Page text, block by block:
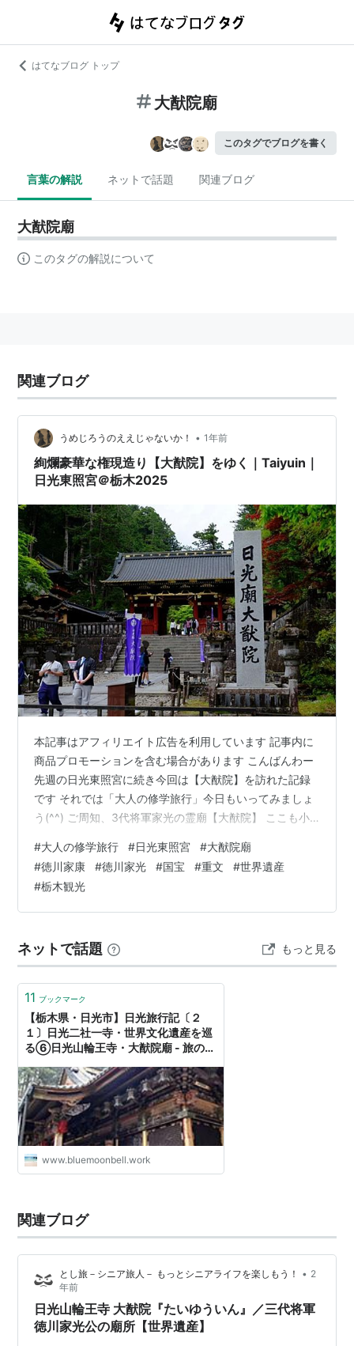
はてなブログ トップ
大猷院廟
このタグでブログを書く
言葉の解説 ネットで話題 関連ブログ
大猷院廟
このタグの解説について
関連ブログ
うめじろうのええじゃないか！ • 1年前
絢爛豪華な権現造り【大猷院】をゆく｜Taiyuin｜
日光東照宮＠栃木2025
本記事はアフィリエイト広告を利用しています 記事内に
商品プロモーションを含む場合があります こんばんわー
先週の日光東照宮に続き今回は【大猷院】を訪れた記録
です それでは「大人の修学旅行」今日もいってみましょ
う(^^) ご周知、3代将軍家光の霊廟【大猷院】 ここも小
光に来て見学していないことは無いですよね^^; 例によっ
てまったく記憶がありません･･･笑 世界遺産にも登録され
ているという「大猷院」ですが･･国宝と重文の塊りみた
いな場所ですよね･･ ゲートの先には早速重文の「仁王
綺麗ですね…
#大人の修学旅行 #日光東照宮 #大猷院廟
#徳川家康 #徳川家光 #国宝 #重文 #世界遺産
#栃木観光
ネットで話題 もっと見る
11 ブックマーク
【栃木県・日光市】日光旅行記〔２
１〕日光二社一寺・世界文化遺産を巡
る⑥日光山輪王寺・大猷院廟 - 旅の
www.bluemoonbell.work
関連ブログ
とし旅－シニア旅人－ もっとシニアライフを楽しもう！ • 2
年前
日光山輪王寺 大猷院『たいゆういん』／三代将軍
徳川家光公の廟所【世界遺産】